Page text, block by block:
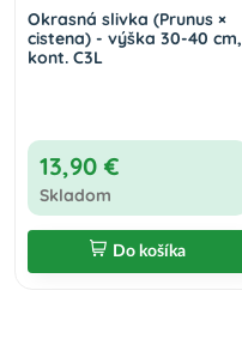
Okrasná slivka (Prunus ×
cistena) - výška 30-40 cm,
kont. C3L
13,90 €
Skladom
Do košíka